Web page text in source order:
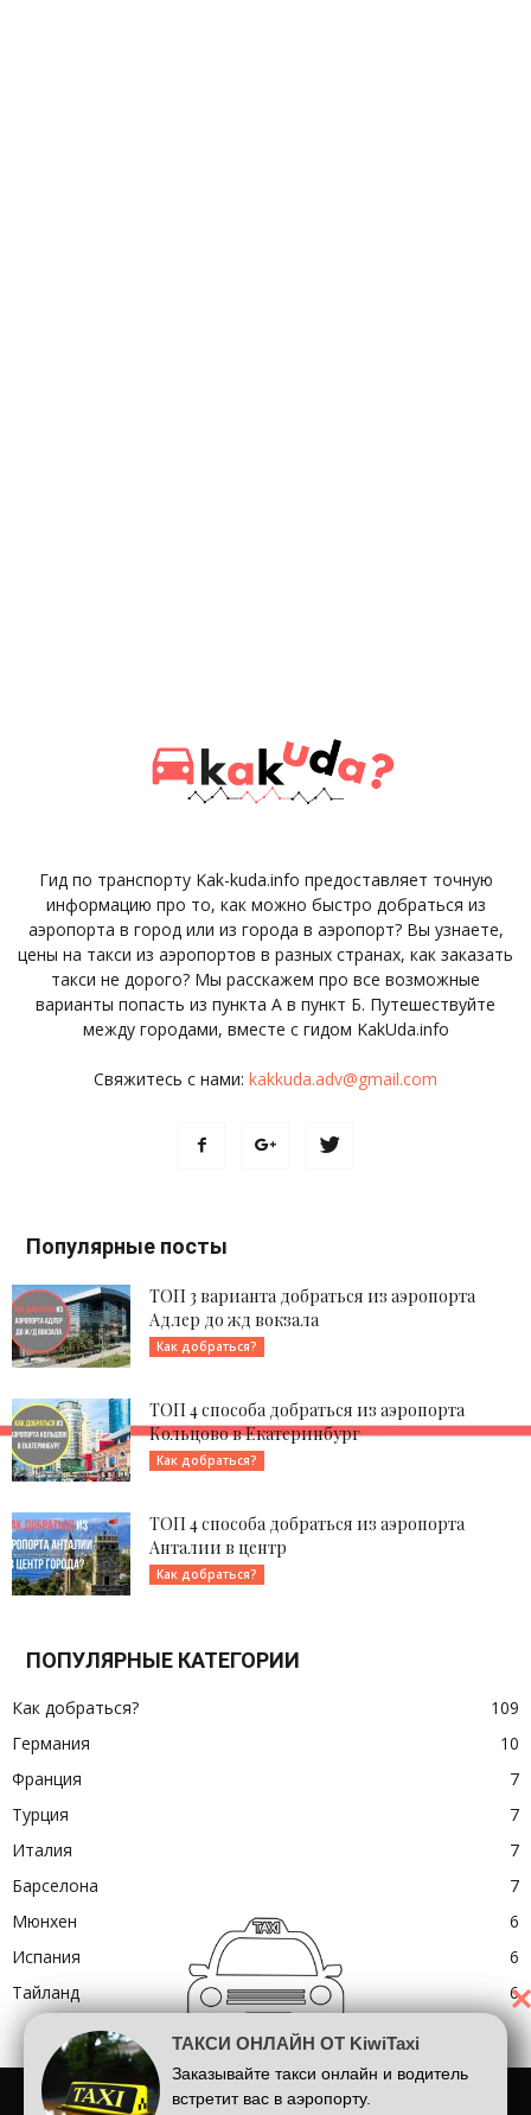
Гид по транспорту Kak-kuda.info предоставляет точную
информацию про то, как можно быстро добраться из
аэропорта в город или из города в аэропорт? Вы узнаете,
цены на такси из аэропортов в разных странах, как заказать
такси не дорого? Мы расскажем про все возможные
варианты попасть из пункта А в пункт Б. Путешествуйте
между городами, вместе с гидом KakUda.info
Свяжитесь с нами: kakkuda.adv@gmail.com
Популярные посты
ТОП 3 варианта добраться из аэропорта
Адлер до жд вокзала
Как добраться?
ТОП 4 способа добраться из аэропорта
Кольцово в Екатеринбург
Как добраться?
ТОП 4 способа добраться из аэропорта
Анталии в центр
Как добраться?
ПОПУЛЯРНЫЕ КАТЕГОРИИ
Как добраться?
109
Германия
10
Франция
7
Турция
7
Италия
7
Барселона
7
Мюнхен
6
Испания
6
Тайланд
6
Шарль де Голль Аэропорт Лондона
Аэропорт Барселоны
ТАКСИ ОНЛАЙН ОТ KiwiTaxi
Заказывайте такси онлайн и водитель
встретит вас в аэропорту.